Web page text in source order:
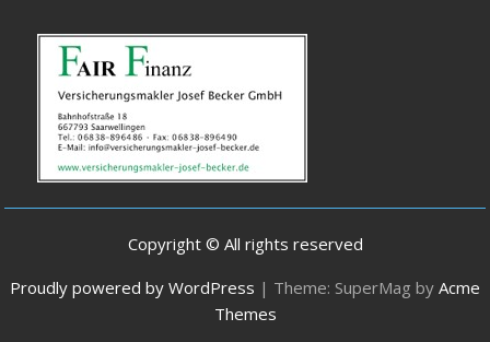
Copyright © All rights reserved
Proudly powered by WordPress | Theme: SuperMag by Acme
Themes